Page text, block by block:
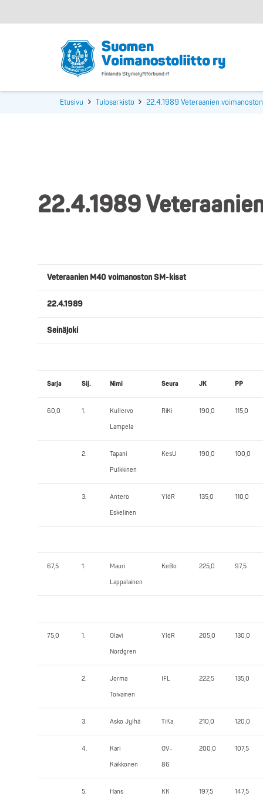
Etusivu Tulosarkisto 22.4.1989 Veteraanien
22.4.1989
Veteraanien M40 voimanoston SM-kisat
22.4.1989
Seinäjoki
Sarja Sij. Nimi Seura JK PP
60,0 1. Kullervo
Lampela
RiKi 190,0 115,0
2. Tapani
Pulkkinen
KesU 190,0 100,0
3. Antero
Eskelinen
YlöR 135,0 110,0
67,5 1. Mauri
Lappalainen
KeBo 225,0 97,5
75,0 1. Olavi
Nordgren
YlöR 205,0 130,0
2. Jorma
Toivainen
IFL 222,5 135,0
3. Asko Jylhä TiKa 210,0 120,0
4. Kari
Kaikkonen
OV-
86
200,0 107,5
5. Hans KK 197,5 147,5